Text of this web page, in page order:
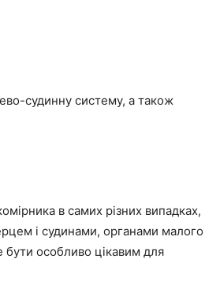
судинну систему, а також
в самих різних випадках,
і судинами, органами малого
особливо цікавим для